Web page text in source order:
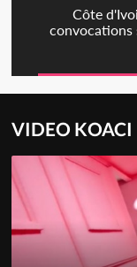
Côte
convocations
VIDEO